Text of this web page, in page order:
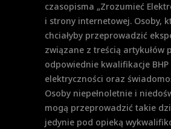
czasopisma „Zrozumieć
i strony internetowej. Osoby,
chciałyby przeprowadzić
związane z treścią artykułów
odpowiednie kwalifikacje BHP
elektryczności oraz
Osoby niepełnoletnie i
mogą przeprowadzić takie
jedynie pod opieką